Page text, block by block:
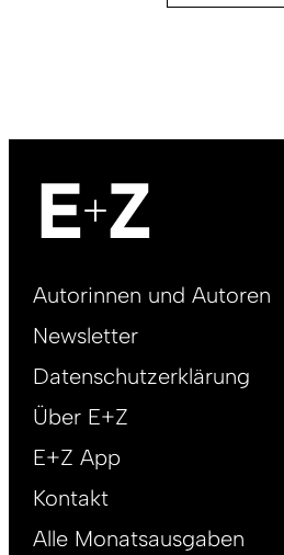
Footer
DE
Autorinnen und Autoren
Newsletter
Datenschutzerklärung
Über E+Z
E+Z App
Kontakt
Alle Monatsausgaben